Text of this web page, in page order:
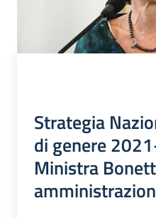
Strategia
di genere
Ministra